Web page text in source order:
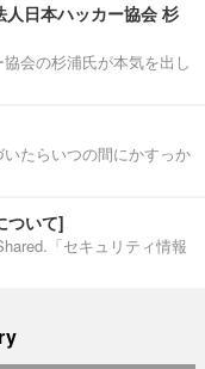
人日本ハッカー協会 杉
会の杉浦氏が本気を出し
たらいつの間にかすっか
ついて]
「セキュリティ情報